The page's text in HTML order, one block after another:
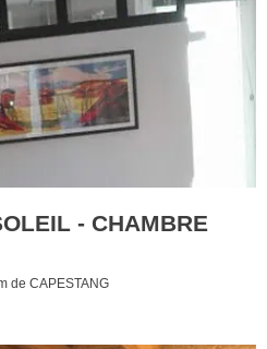
- CHAMBRE
de CAPESTANG